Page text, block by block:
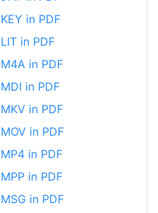
KEY in PDF
LIT in PDF
M4A in PDF
MDI in PDF
MKV in PDF
MOV in PDF
MP4 in PDF
MPP in PDF
MSG in PDF